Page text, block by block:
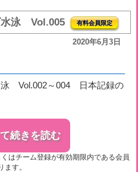
水泳 Vol.005 有料会員限定
2020年6月3日
泳 Vol.002～004 日本記録の
続きを読む
はチーム登録が有効期限内である会員
ます。